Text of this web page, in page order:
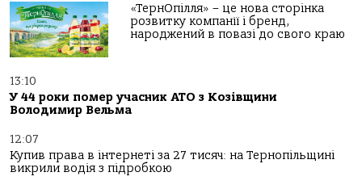
«ТернОпілля» – це нова сторінка
розвитку компанії і бренд,
народжений в повазі до свого краю
13:10
У 44 роки помер учасник АТО з Козівщини
Володимир Вельма
12:07
Купив права в інтернеті за 27 тисяч: на Тернопільщині
викрили водія з підробкою